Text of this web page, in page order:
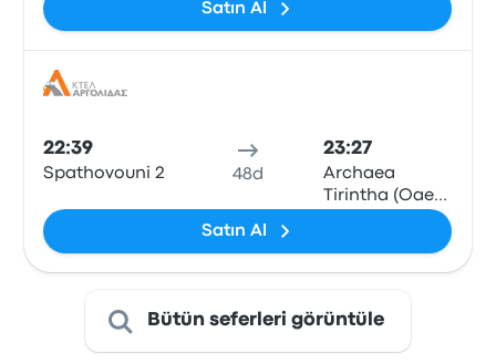
Satın Al
22:39
Spathovouni 2 48d
23:27
Archaea
Tirintha (Oaed)
Satın Al
Bütün seferleri görüntüle